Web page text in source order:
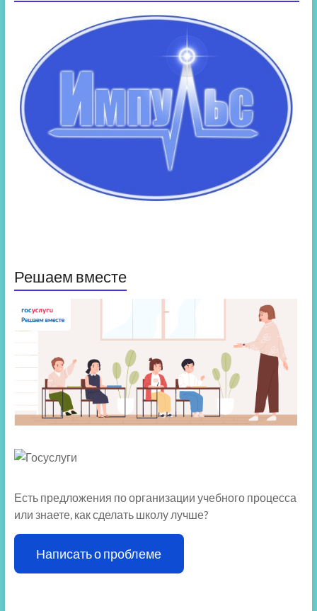
Решаем вместе
Есть предложения по организации учебного процесса
или знаете, как сделать школу лучше?
Написать о проблеме